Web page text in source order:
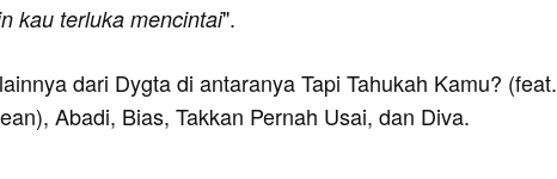
kau terluka mencintai".
dari Dygta di antaranya Tapi Tahukah Kamu? (feat.
Abadi, Bias, Takkan Pernah Usai, dan Diva.